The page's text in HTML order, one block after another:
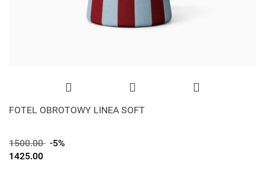
FOTEL OBROTOWY LINEA SOFT
1500.00 -5%
1425.00